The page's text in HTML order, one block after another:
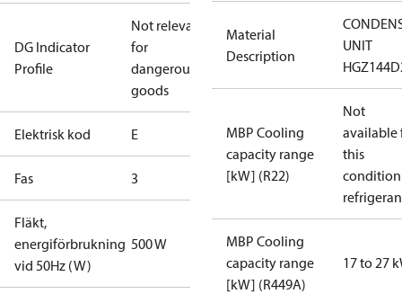
DG Indicator
Profile
Not relevant
for
dangerous
goods
Elektrisk kod E
Fas 3
Fläkt,
energiförbrukning
vid 50Hz (W)
500 W
Material
Description
UNIT
MBP Cooling
capacity range
[kW] (R22)
Not
available
this
MBP Cooling
capacity range
[kW] (R449A)
17 to 27